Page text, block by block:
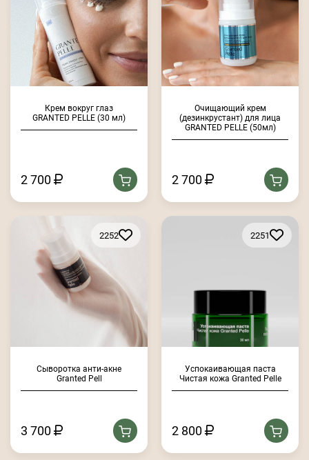
Крем вокруг глаз
GRANTED PELLE (30 мл)
2 700
Очищающий крем
(дезинкрустант) для лица
GRANTED PELLE (50мл)
2 700
2252
Сыворотка анти-акне
Granted Pell
3 700
2251
Успокаивающая паста
Чистая кожа Granted Pelle
2 800